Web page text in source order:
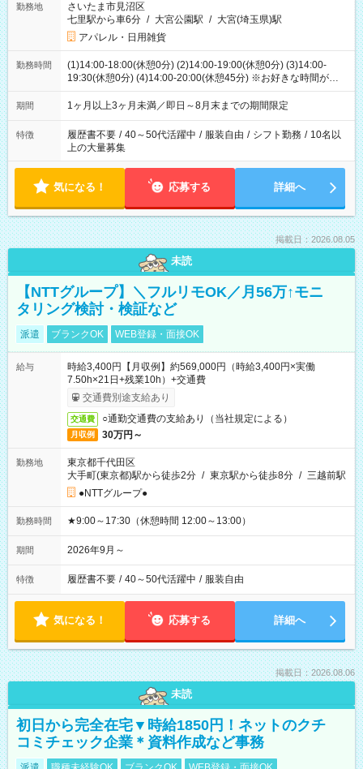
勤務地
さいたま市見沼区
七里駅から車6分 / 大宮公園駅 / 大宮(埼玉県)駅
アパレル・日用雑貨
勤務時間
(1)14:00-18:00(休憩0分) (2)14:00-19:00(休憩0分) (3)14:00-
19:30(休憩0分) (4)14:00-20:00(休憩45分) ※お好きな時間が選べ
ます
期間 1ヶ月以上3ヶ月未満／即日～8月末までの期間限定
特徴 履歴書不要 / 40～50代活躍中 / 服装自由 / シフト勤務 / 10名以
上の大量募集
気になる！ 応募する 詳細へ
掲載日：2026.08.05
未読
【NTTグループ】＼フルリモOK／月56万↑モニ
タリング検討・検証など
派遣 ブランクOK WEB登録・面接OK
給与
時給3,400円【月収例】約569,000円（時給3,400円×実働
7.50h×21日+残業10h）+交通費
交通費別途支給あり
交通費 ○通勤交通費の支給あり（当社規定による）
月収例 30万円～
勤務地
東京都千代田区
大手町(東京都)駅から徒歩2分 / 東京駅から徒歩8分 / 三越前駅
●NTTグループ●
勤務時間 ★9:00～17:30（休憩時間 12:00～13:00）
期間 2026年9月～
特徴 履歴書不要 / 40～50代活躍中 / 服装自由
気になる！ 応募する 詳細へ
掲載日：2026.08.06
未読
初日から完全在宅▼時給1850円！ネットのクチ
コミチェック企業＊資料作成など事務